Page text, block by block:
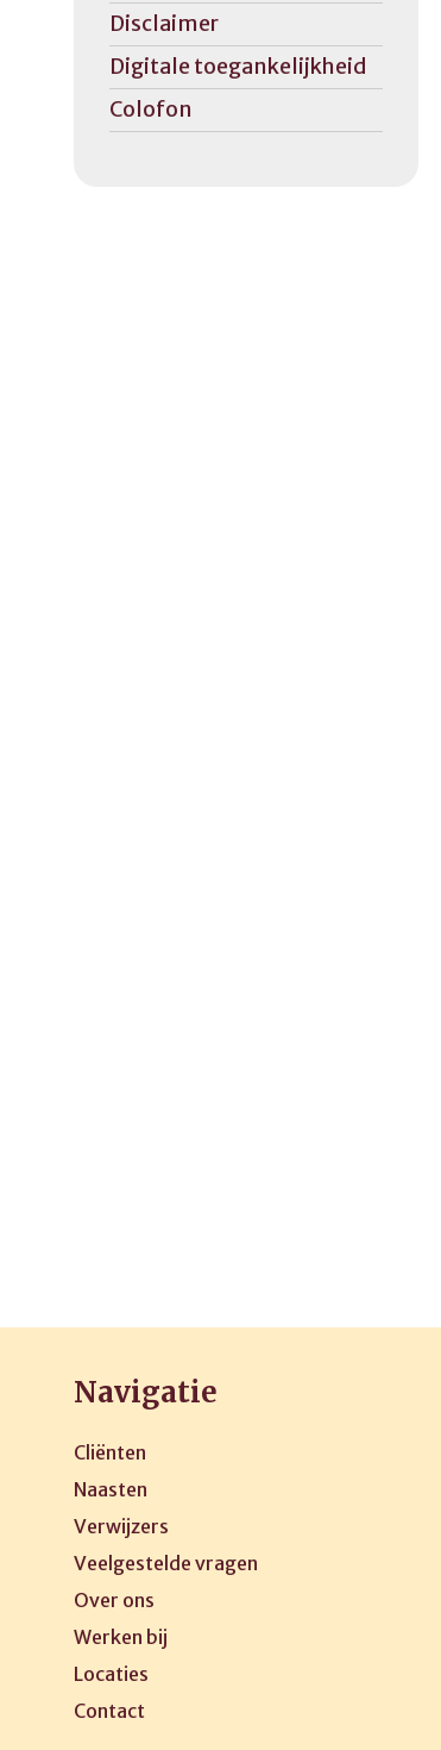
Disclaimer
Digitale toegankelijkheid
Colofon
Navigatie
Cliënten
Naasten
Verwijzers
Veelgestelde vragen
Over ons
Werken bij
Locaties
Contact